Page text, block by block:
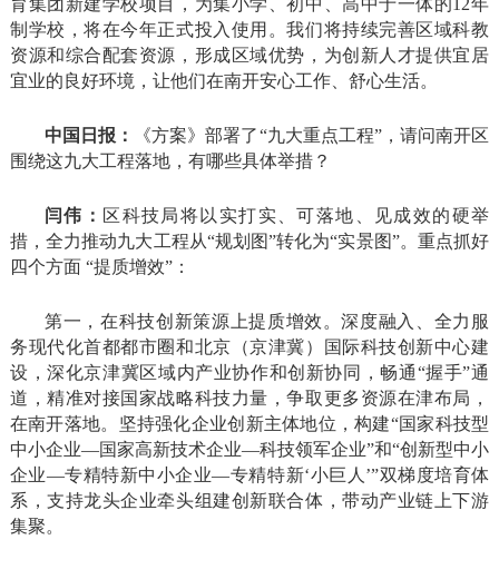
育集团新建学校项目，为集小学、初中、高中于一体的12年
制学校，将在今年正式投入使用。我们将持续完善区域科教
资源和综合配套资源，形成区域优势，为创新人才提供宜居
宜业的良好环境，让他们在南开安心工作、舒心生活。
中国日报：
《方案》部署了“九大重点工程”，请问南开区
围绕这九大工程落地，有哪些具体举措？
闫伟： 区科技局将以实打实、可落地、见成效的硬举
措，全力推动九大工程从“规划图”转化为“实景图”。重点抓好
四个方面 “提质增效”：
第一，在科技创新策源上提质增效。深度融入、全力服
务现代化首都都市圈和北京（京津冀）国际科技创新中心建
设，深化京津冀区域内产业协作和创新协同，畅通“握手”通
道，精准对接国家战略科技力量，争取更多资源在津布局，
在南开落地。坚持强化企业创新主体地位，构建“国家科技型
中小企业—国家高新技术企业—科技领军企业”和“创新型中小
企业—专精特新中小企业—专精特新‘小巨人’”双梯度培育体
系，支持龙头企业牵头组建创新联合体，带动产业链上下游
集聚。